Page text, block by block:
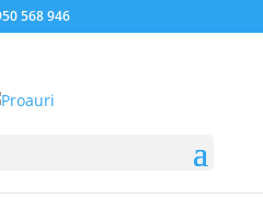
568 946